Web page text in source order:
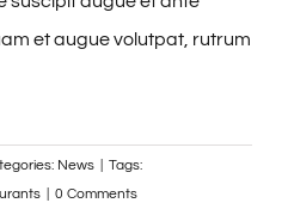
et augue volutpat, rutrum
News
Tags:
0 Comments